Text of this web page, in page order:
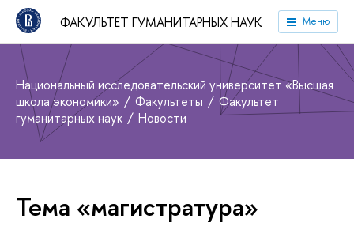
ФАКУЛЬТЕТ ГУМАНИТАРНЫХ НАУК Меню
Национальный исследовательский университет «Высшая
школа экономики»
Факультеты
Факультет
гуманитарных наук
Новости
Тема «магистратура»